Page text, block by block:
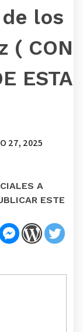
los
( CON
ESTA
27, 2025
A
ESTE